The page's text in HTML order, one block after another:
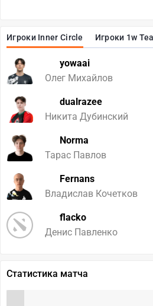
Игроки Inner Circle Игроки 1w
yowaai
Олег Михайлов
dualrazee
Никита Дубинский
Norma
Тарас Павлов
Fernans
Владислав Кочетков
flacko
Денис Павленко
Статистика матча